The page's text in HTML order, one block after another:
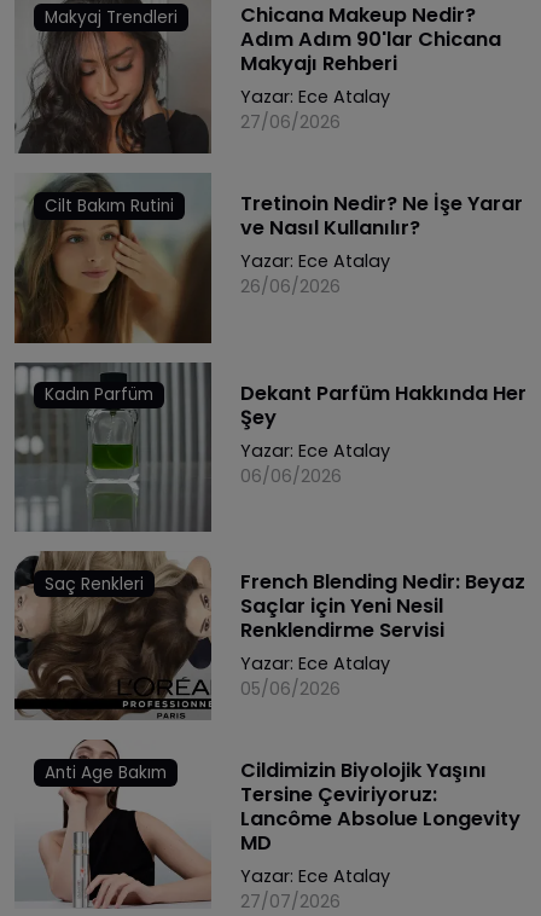
Makyaj Trendleri
Chicana Makeup Nedir?
Adım Adım 90'lar Chicana
Makyajı Rehberi
Yazar: Ece Atalay
27/06/2026
Cilt Bakım Rutini
Tretinoin Nedir? Ne İşe Yarar
ve Nasıl Kullanılır?
Yazar: Ece Atalay
26/06/2026
Kadın Parfüm
Dekant Parfüm Hakkında Her
Şey
Yazar: Ece Atalay
06/06/2026
Saç Renkleri
French Blending Nedir: Beyaz
Saçlar için Yeni Nesil
Renklendirme Servisi
Yazar: Ece Atalay
05/06/2026
Anti Age Bakım
Cildimizin Biyolojik Yaşını
Tersine Çeviriyoruz:
Lancôme Absolue Longevity
MD
Yazar: Ece Atalay
27/07/2026